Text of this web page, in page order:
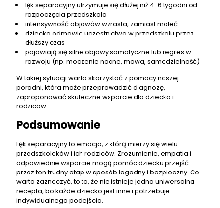
lęk separacyjny utrzymuje się dłużej niż 4-6 tygodni od
rozpoczęcia przedszkola
intensywność objawów wzrasta, zamiast maleć
dziecko odmawia uczestnictwa w przedszkolu przez
dłuższy czas
pojawiają się silne objawy somatyczne lub regres w
rozwoju (np. moczenie nocne, mowa, samodzielność)
W takiej sytuacji warto skorzystać z pomocy naszej
poradni, która może przeprowadzić diagnozę,
zaproponować skuteczne wsparcie dla dziecka i
rodziców.
Podsumowanie
Lęk separacyjny to emocja, z którą mierzy się wielu
przedszkolaków i ich rodziców. Zrozumienie, empatia i
odpowiednie wsparcie mogą pomóc dziecku przejść
przez ten trudny etap w sposób łagodny i bezpieczny. Co
warto zaznaczyć, to to, że nie istnieje jedna uniwersalna
recepta, bo każde dziecko jest inne i potrzebuje
indywidualnego podejścia.